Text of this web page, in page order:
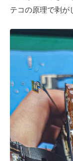
テコの原理で剥が